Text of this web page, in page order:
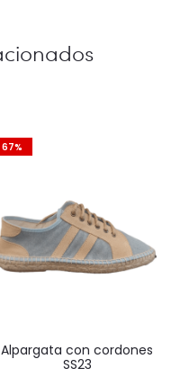
67%
Alpargata con cordones
SS23